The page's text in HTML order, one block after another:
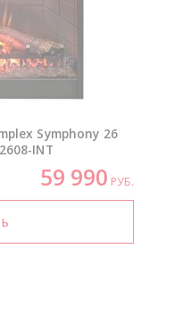
Symphony 26
INT
59 990 РУБ.